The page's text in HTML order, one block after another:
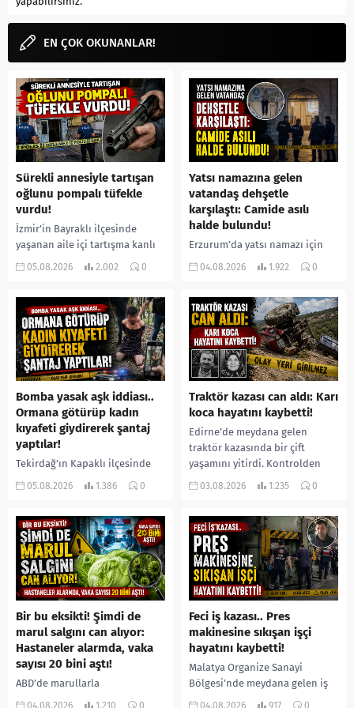
EN ÇOK OKUNANLAR!
Sürekli annesiyle tartışan
oğlunu pompalı tüfekle
vurdu!
İzmir’in Bayraklı ilçesinde
yaşanan aile içi tartışma kanlı
bitti. İddiaya göre, uzun süredir
05.08.2026 2.002 0
Yatsı namazına gelen
vatandaş dehşetle
karşılaştı: Camide asılı
halde bulundu!
Erzurum’da yatsı namazı için
camiye gelen bir vatandaş,
yerine sevk edilen...
04.08.2026 1.922 0
Bomba yasak aşk iddiası..
Ormana götürüp kadın
kıyafeti giydirerek şantaj
yaptılar!
Tekirdağ’ın Kapaklı ilçesinde
bir kişiyi, arkadaşının eşiyle
kadın kıyafetleri giydirdiği,
özür videosu çektirip...
05.08.2026 1.386 0
Traktör kazası can aldı: Karı
koca hayatını kaybetti!
Edirne’de meydana gelen
traktör kazasında bir çift
yaşamını yitirdi. Kontrolden
çıkarak devrilen traktörün
03.08.2026 1.235 0
Bir bu eksikti! Şimdi de
marul salgını can alıyor:
Hastaneler alarmda, vaka
sayısı 20 bini aştı!
ABD’de marullarla
ilişkilendirilen siklospora
04.08.2026 1.210 0
Feci iş kazası.. Pres
makinesine sıkışan işçi
hayatını kaybetti!
Malatya Organize Sanayi
Bölgesi’nde meydana gelen iş
kazasında, pres makinesine
04.08.2026 917 0